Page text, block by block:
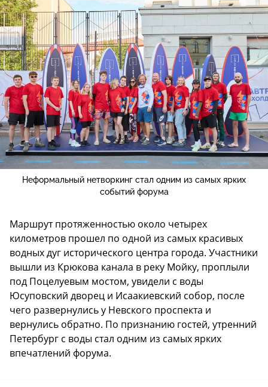
Неформальный нетворкинг стал одним из самых ярких
событий форума
Маршрут протяженностью около четырех
километров прошел по одной из самых красивых
водных дуг исторического центра города. Участники
вышли из Крюкова канала в реку Мойку, проплыли
под Поцелуевым мостом, увидели с воды
Юсуповский дворец и Исаакиевский собор, после
чего развернулись у Невского проспекта и
вернулись обратно. По признанию гостей, утренний
Петербург с воды стал одним из самых ярких
впечатлений форума.